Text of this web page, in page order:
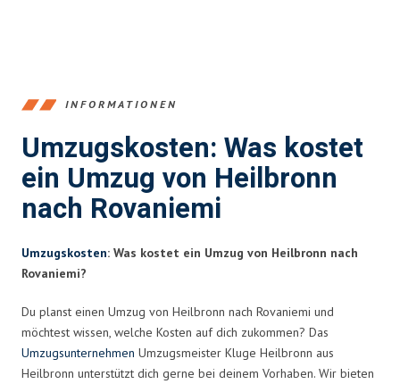
INFORMATIONEN
Umzugskosten: Was kostet
ein Umzug von Heilbronn
nach Rovaniemi
Umzugskosten: Was kostet ein Umzug von Heilbronn nach
Rovaniemi?
Du planst einen Umzug von Heilbronn nach Rovaniemi und
möchtest wissen, welche Kosten auf dich zukommen? Das
Umzugsunternehmen Umzugsmeister Kluge Heilbronn aus
Heilbronn unterstützt dich gerne bei deinem Vorhaben. Wir bieten